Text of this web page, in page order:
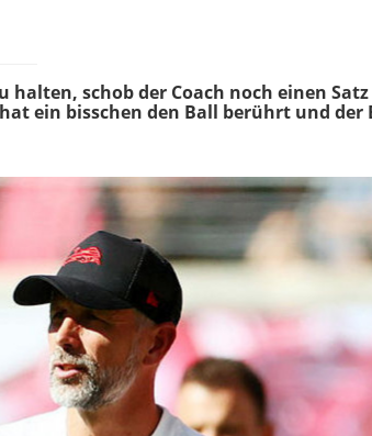
halten, schob der Coach noch einen
ein bisschen den Ball berührt und